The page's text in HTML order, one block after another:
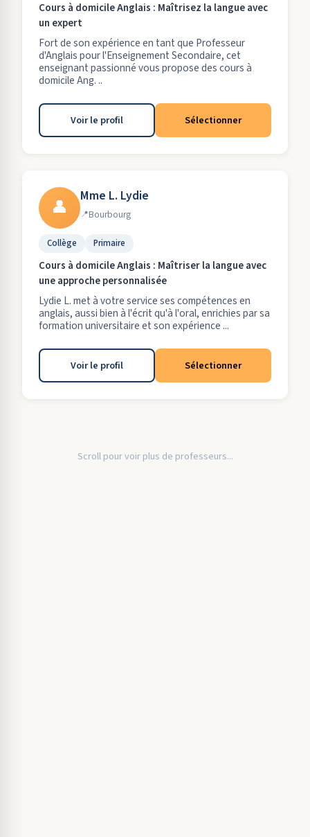
Cours à domicile Anglais : Maîtrisez la langue avec
un expert
Fort de son expérience en tant que Professeur
d'Anglais pour l'Enseignement Secondaire, cet
enseignant passionné vous propose des cours à
domicile Ang. ..
Voir le profil Sélectionner
👤 Mme L. Lydie
Bourbourg
Collège Primaire
Cours à domicile Anglais : Maîtriser la langue avec
une approche personnalisée
Lydie L. met à votre service ses compétences en
anglais, aussi bien à l'écrit qu'à l'oral, enrichies par sa
formation universitaire et son expérience ...
Voir le profil Sélectionner
Scroll pour voir plus de professeurs...